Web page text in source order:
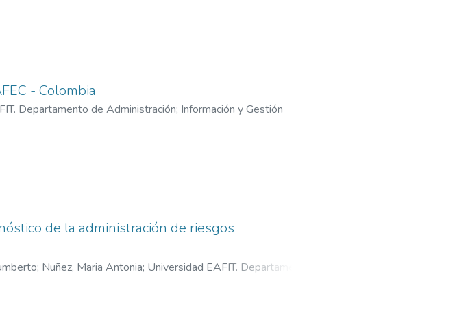
- Colombia
Departamento de Administración; Información y Gestión
de la administración de riesgos
; Nuñez, Maria Antonia; Universidad EAFIT. Departamento